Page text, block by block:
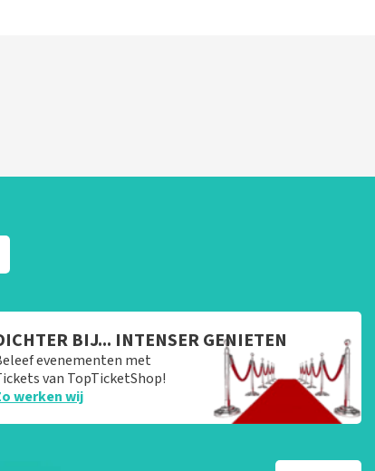
BIJ... INTENSER GENIETEN
evenementen met
van TopTicketShop!
werken wij